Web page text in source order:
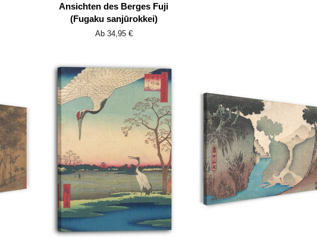
Ansichten des Berges Fuji
(Fugaku sanjūrokkei)
Ab 34,95 €